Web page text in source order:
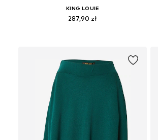
KING LOUIE
287,90 zł